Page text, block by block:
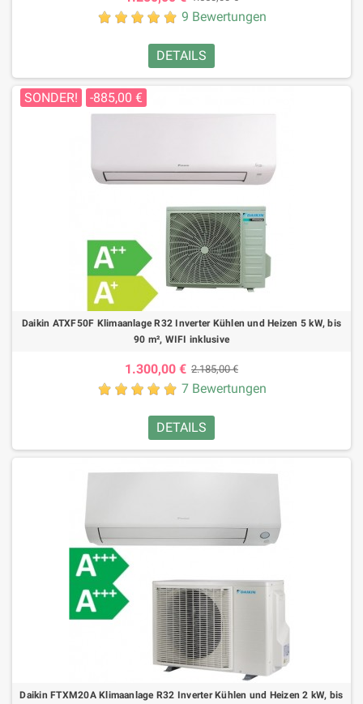
9 Bewertungen
DETAILS
SONDER! -885,00 €
Daikin ATXF50F Klimaanlage R32 Inverter Kühlen und Heizen 5 kW, bis
90 m², WIFI inklusive
1.300,00 € 2.185,00 €
7 Bewertungen
DETAILS
Daikin FTXM20A Klimaanlage R32 Inverter Kühlen und Heizen 2 kW, bis